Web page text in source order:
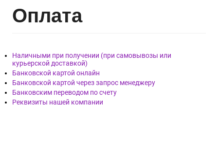
Оплата
Наличными при получении (при самовывозы или
курьерской доставкой)
Банковской картой онлайн
Банковской картой через запрос менеджеру
Банковским переводом по счету
Реквизиты нашей компании